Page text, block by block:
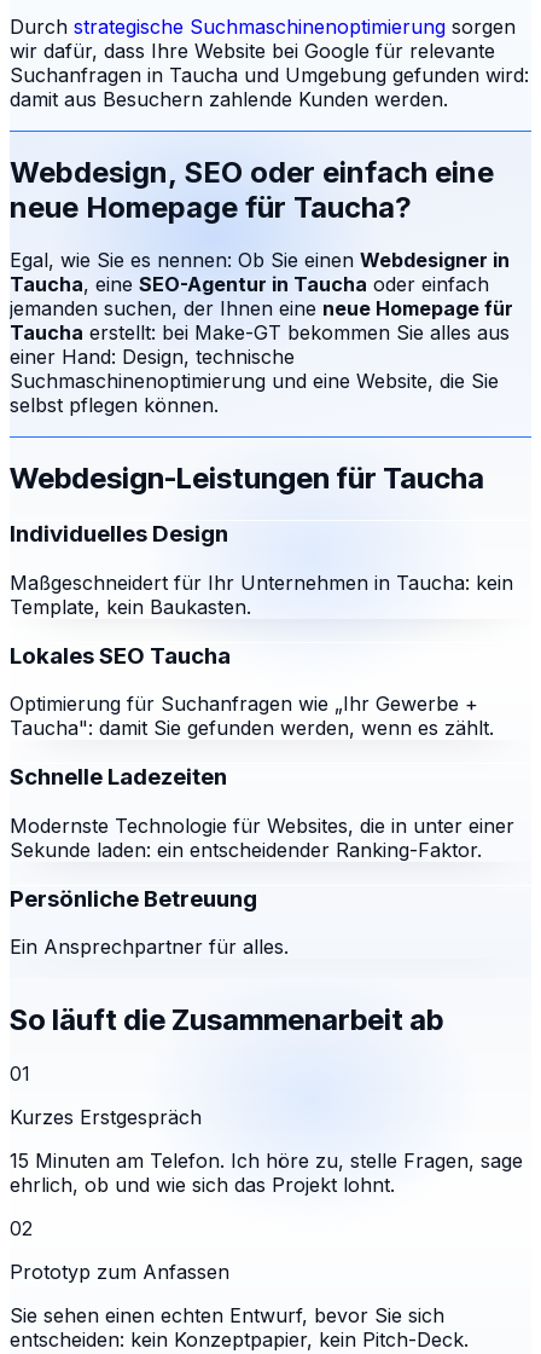
Durch strategische Suchmaschinenoptimierung sorgen
wir dafür, dass Ihre Website bei Google für relevante
Suchanfragen in Taucha und Umgebung gefunden wird:
damit aus Besuchern zahlende Kunden werden.
Webdesign, SEO oder einfach eine
neue Homepage für Taucha?
Egal, wie Sie es nennen: Ob Sie einen Webdesigner in
Taucha, eine SEO-Agentur in Taucha oder einfach
jemanden suchen, der Ihnen eine neue Homepage für
Taucha erstellt: bei Make-GT bekommen Sie alles aus
einer Hand: Design, technische
Suchmaschinenoptimierung und eine Website, die Sie
selbst pflegen können.
Webdesign-Leistungen für Taucha
Individuelles Design
Maßgeschneidert für Ihr Unternehmen in Taucha: kein
Template, kein Baukasten.
Lokales SEO Taucha
Optimierung für Suchanfragen wie „Ihr Gewerbe +
Taucha": damit Sie gefunden werden, wenn es zählt.
Schnelle Ladezeiten
Modernste Technologie für Websites, die in unter einer
Sekunde laden: ein entscheidender Ranking-Faktor.
Persönliche Betreuung
Ein Ansprechpartner für alles.
So läuft die Zusammenarbeit ab
01
Kurzes Erstgespräch
15 Minuten am Telefon. Ich höre zu, stelle Fragen, sage
ehrlich, ob und wie sich das Projekt lohnt.
02
Prototyp zum Anfassen
Sie sehen einen echten Entwurf, bevor Sie sich
entscheiden: kein Konzeptpapier, kein Pitch-Deck.